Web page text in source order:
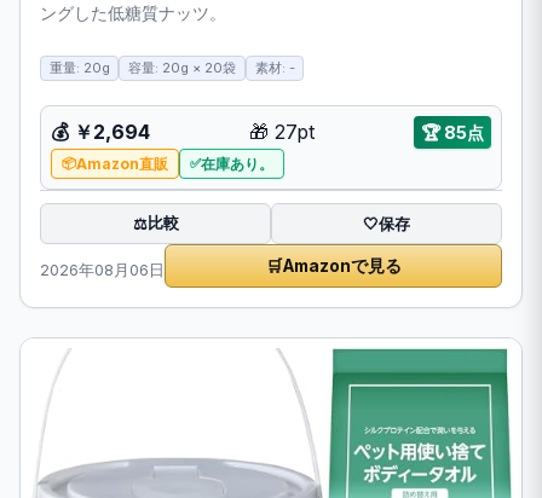
ングした低糖質ナッツ。
重量: 20g 容量: 20g × 20袋 素材: -
💰 ￥2,694 🎁 27pt 🏆 85点
Amazon直販 在庫あり。
⚖️比較 🤍保存
2026年08月06日 🛒Amazonで見る